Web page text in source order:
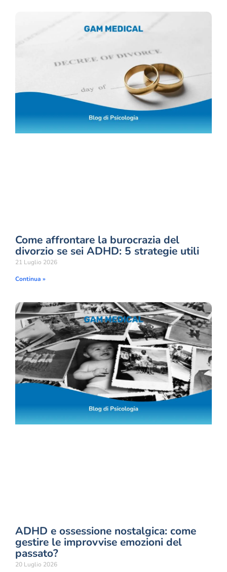
Come affrontare la burocrazia del
divorzio se sei ADHD: 5 strategie utili
21 Luglio 2026
Continua »
ADHD e ossessione nostalgica: come
gestire le improvvise emozioni del
passato?
20 Luglio 2026